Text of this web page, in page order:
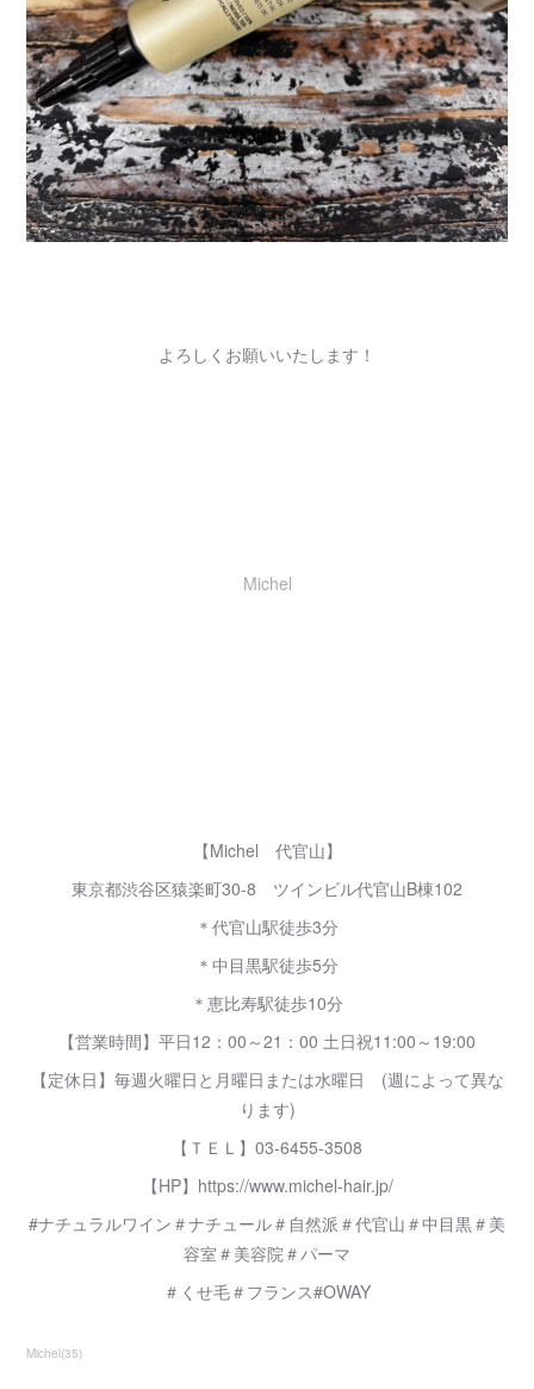
よろしくお願いいたします！
Michel
【Michel 代官山】
東京都渋谷区猿楽町30-8 ツインビル代官山B棟102
＊代官山駅徒歩3分
＊中目黒駅徒歩5分
＊恵比寿駅徒歩10分
【営業時間】平日12：00～21：00 土日祝11:00～19:00
【定休日】毎週火曜日と月曜日または水曜日 (週によって異な
ります)
【ＴＥＬ】03-6455-3508
【HP】https://www.michel-hair.jp/
#ナチュラルワイン＃ナチュール＃自然派＃代官山＃中目黒＃美
容室＃美容院＃パーマ
＃くせ毛＃フランス#OWAY
Michel(35)